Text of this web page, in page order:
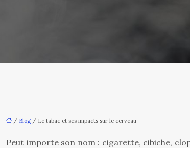
/ Blog/ Le tabac et ses impacts sur le cerveau
Peut importe son nom : cigarette, cibiche,